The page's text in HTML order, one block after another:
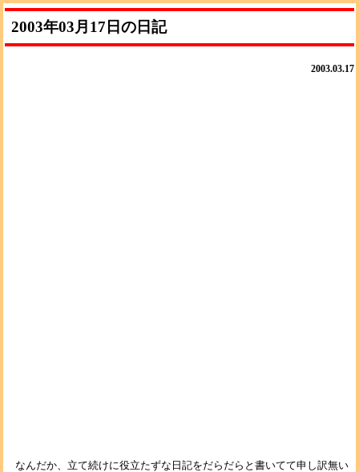
2003年03月17日の日記
2003.03.17
なんだか、立て続けに役立たずな日記をだらだらと書いてて申し訳無い